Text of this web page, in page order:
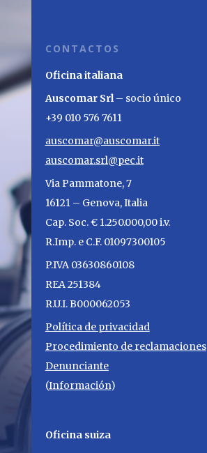
CONTACTOS
Oficina italiana
Auscomar Srl– socio único
+39 010 576 7611
auscomar@auscomar.it
auscomar.srl@pec.it
Via Pammatone, 7
16121 – Genova, Italia
Cap. Soc. € 1.250.000,00 i.v.
R.Imp. e C.F. 01097300105
P.IVA 03630860108
REA 251384
R.U.I. B000062053
Política de privacidad
Procedimiento de reclamaciones
Denunciante
(Información)
Oficina suiza